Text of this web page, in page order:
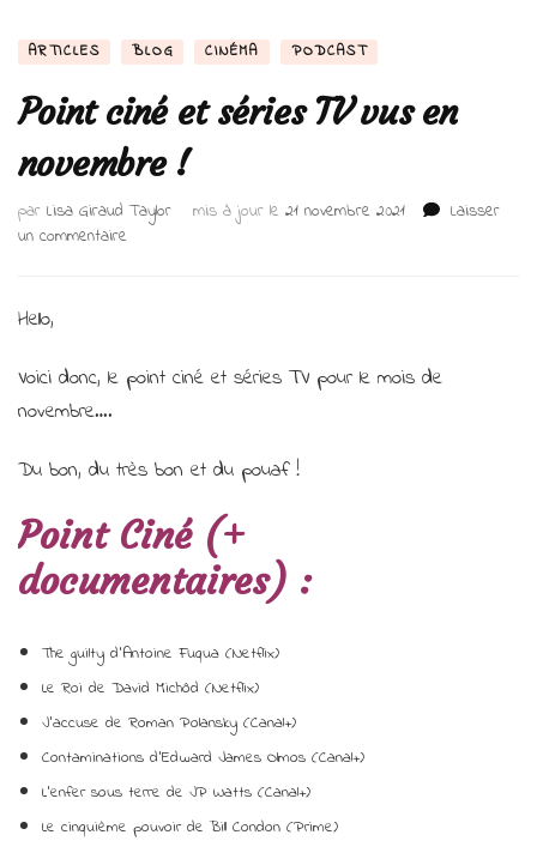
ARTICLES BLOG CINÉMA PODCAST
Point ciné et séries TV vus en
novembre !
par Lisa Giraud Taylor mis à jour le 21 novembre 2021
Laisser
un commentaire
vus
!
Hello,
Voici donc, le point ciné et séries TV pour le mois de
novembre….
Du bon, du très bon et du pouaf !
Point Ciné (+
documentaires) :
The guilty d’Antoine Fuqua (Netflix)
Le Roi de David Michôd (Netflix)
J’accuse de Roman Polansky (Canal+)
Contaminations d’Edward James Olmos (Canal+)
L’enfer sous terre de JP Watts (Canal+)
Le cinquième pouvoir de Bill Condon (Prime)